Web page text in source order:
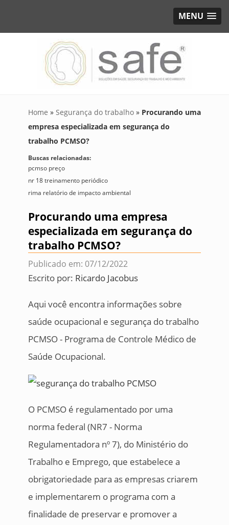
MENU
Home » Segurança do trabalho » Procurando uma
empresa especializada em segurança do
trabalho PCMSO?
Buscas relacionadas:
pcmso preço
nr 18 treinamento periódico
rima relatório de impacto ambiental
Procurando uma empresa
especializada em segurança do
trabalho PCMSO?
Publicado em: 07/12/2022
Escrito por: Ricardo Jacobus
Aqui você encontra informações sobre
saúde ocupacional e segurança do trabalho
PCMSO - Programa de Controle Médico de
Saúde Ocupacional.
O PCMSO é regulamentado por uma
norma federal (NR7 - Norma
Regulamentadora nº 7), do Ministério do
Trabalho e Emprego, que estabelece a
obrigatoriedade para as empresas criarem
e implementarem o programa com a
finalidade de preservar e promover a